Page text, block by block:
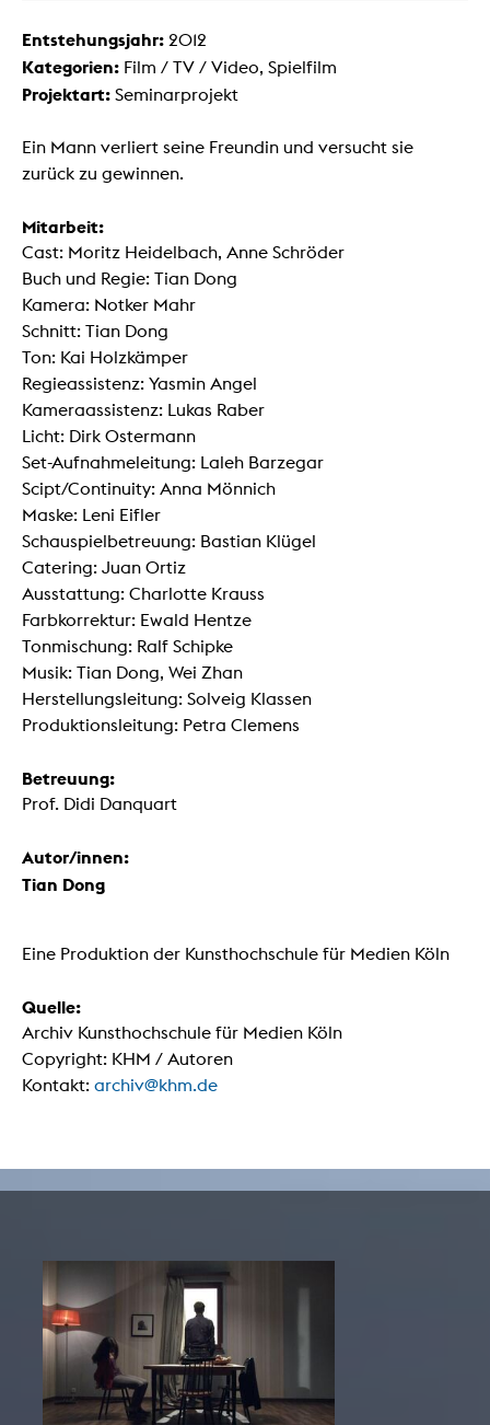
Entstehungsjahr: 2012
Kategorien: Film / TV / Video, Spielfilm
Projektart: Seminarprojekt
Ein Mann verliert seine Freundin und versucht sie
zurück zu gewinnen.
Mitarbeit:
Cast: Moritz Heidelbach, Anne Schröder
Buch und Regie: Tian Dong
Kamera: Notker Mahr
Schnitt: Tian Dong
Ton: Kai Holzkämper
Regieassistenz: Yasmin Angel
Kameraassistenz: Lukas Raber
Licht: Dirk Ostermann
Set-Aufnahmeleitung: Laleh Barzegar
Scipt/Continuity: Anna Mönnich
Maske: Leni Eifler
Schauspielbetreuung: Bastian Klügel
Catering: Juan Ortiz
Ausstattung: Charlotte Krauss
Farbkorrektur: Ewald Hentze
Tonmischung: Ralf Schipke
Musik: Tian Dong, Wei Zhan
Herstellungsleitung: Solveig Klassen
Produktionsleitung: Petra Clemens
Betreuung:
Prof. Didi Danquart
Autor/innen:
Tian Dong
Eine Produktion der Kunsthochschule für Medien Köln
Quelle:
Archiv Kunsthochschule für Medien Köln
Copyright: KHM / Autoren
Kontakt: archiv@khm.de